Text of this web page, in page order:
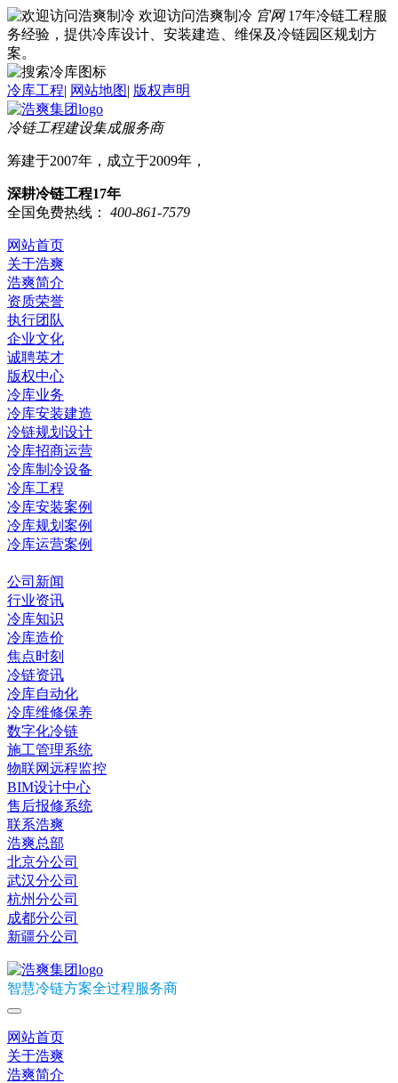
欢迎访问浩爽制冷 官网 17年冷链工程服
务经验，提供冷库设计、安装建造、维保及冷链园区规划方
案。
冷库工程| 网站地图| 版权声明
冷链工程建设集成服务商
筹建于2007年，成立于2009年，
深耕冷链工程17年
全国免费热线：
400-861-7579
网站首页
关于浩爽
浩爽简介
资质荣誉
执行团队
企业文化
诚聘英才
版权中心
冷库业务
冷库安装建造
冷链规划设计
冷库招商运营
冷库制冷设备
冷库工程
冷库安装案例
冷库规划案例
冷库运营案例
公司新闻
行业资讯
冷库知识
冷库造价
焦点时刻
冷链资讯
冷库自动化
冷库维修保养
数字化冷链
施工管理系统
物联网远程监控
BIM设计中心
售后报修系统
联系浩爽
浩爽总部
北京分公司
武汉分公司
杭州分公司
成都分公司
新疆分公司
智慧冷链方案全过程服务商
网站首页
关于浩爽
浩爽简介